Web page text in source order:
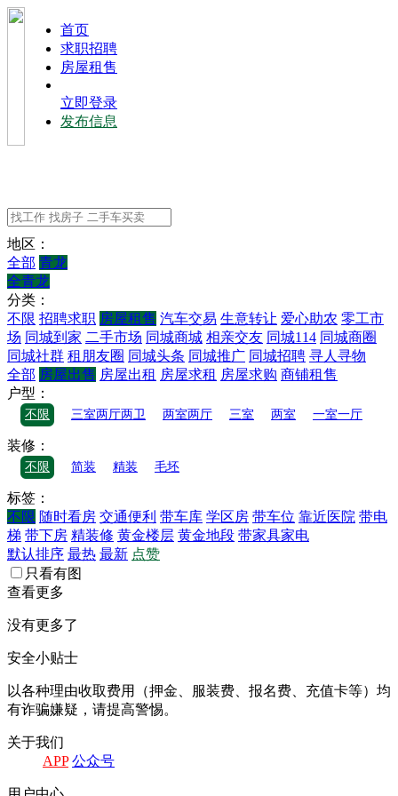
⾸⻚
求职招聘
房屋租售
立即登录
发布信息
地区：
全部 青龙
全青龙
分类：
不限 招聘求职 房屋租售 汽车交易 生意转让 爱心助农 零工市
场 同城到家 二手市场 同城商城 相亲交友 同城114 同城商圈
同城社群 租朋友圈 同城头条 同城推广 同城招聘 寻人寻物
全部 房屋出售 房屋出租 房屋求租 房屋求购 商铺租售
户型：
不限 三室两厅两卫 两室两厅 三室 两室 一室一厅
装修：
不限 简装 精装 毛坯
标签：
不限 随时看房 交通便利 带车库 学区房 带车位 靠近医院 带电
梯 带下房 精装修 黄金楼层 黄金地段 带家具家电
默认排序 最热 最新 点赞
只看有图
查看更多
没有更多了
安全小贴士
以各种理由收取费⽤（押⾦、服装费、报名费、充值卡等）均
有诈骗嫌疑，请提⾼警惕。
关于我们
APP 公众号